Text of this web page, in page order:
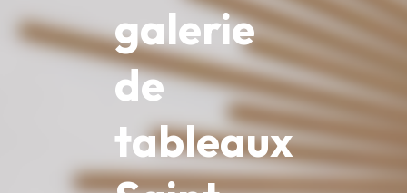
galerie
de
tableaux